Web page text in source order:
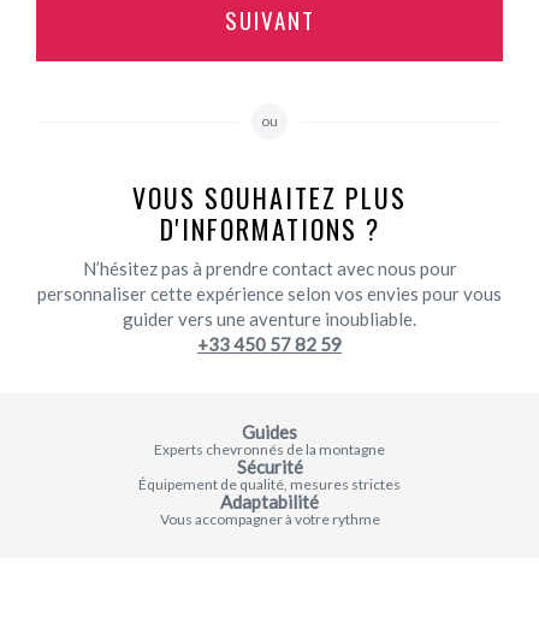
SUIVANT
ou
VOUS SOUHAITEZ PLUS
D'INFORMATIONS ?
N’hésitez pas à prendre contact avec nous pour
personnaliser cette expérience selon vos envies pour vous
guider vers une aventure inoubliable.
+33 450 57 82 59
Guides
Experts chevronnés de la montagne
Sécurité
Équipement de qualité, mesures strictes
Adaptabilité
Vous accompagner à votre rythme